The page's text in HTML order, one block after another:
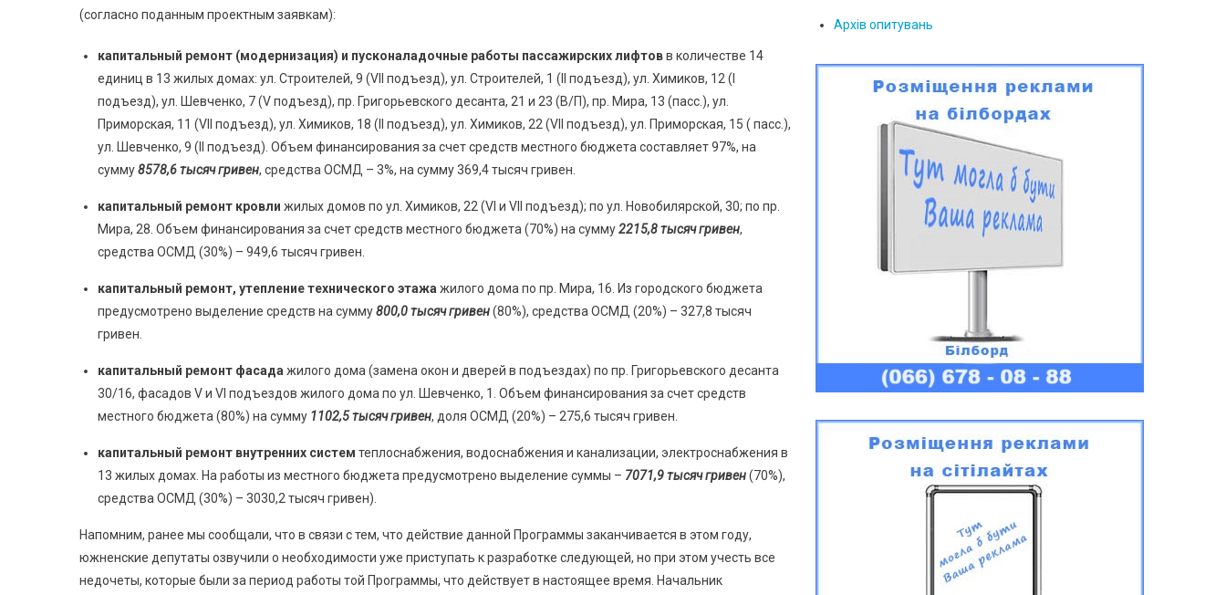
(согласно поданным проектным заявкам):
капитальный ремонт (модернизация) и пусконаладочные работы пассажирских лифтовв количестве 14
единиц в 13 жилых домах: ул. Строителей, 9 (VII подъезд), ул. Строителей, 1 (II подъезд), ул. Химиков, 12 (I
подъезд), ул. Шевченко, 7 (V подъезд), пр. Григорьевского десанта, 21 и 23 (В/П), пр. Мира, 13 (пасс.), ул.
Приморская, 11 (VII подъезд), ул. Химиков, 18 (II подъезд), ул. Химиков, 22 (VII подъезд), ул. Приморская, 15 ( пасс.),
ул. Шевченко, 9 (II подъезд). Объем финансирования за счет средств местного бюджета составляет 97%, на
сумму8578,6 тысяч гривен, средства ОСМД – 3%, на сумму 369,4 тысяч гривен.
капитальный ремонт кровли жилых домов по ул. Химиков, 22 (VI и VII подъезд); по ул. Новобилярской, 30; по пр.
Мира, 28. Объем финансирования за счет средств местного бюджета (70%) на сумму2215,8 тысяч гривен,
средства ОСМД (30%) – 949,6 тысяч гривен.
капитальный ремонт, утепление технического этажа жилого дома по пр. Мира, 16. Из городского бюджета
предусмотрено выделение средств на сумму800,0 тысяч гривен(80%), средства ОСМД (20%) – 327,8 тысяч
гривен.
капитальный ремонт фасада жилого дома (замена окон и дверей в подъездах) по пр. Григорьевского десанта
30/16, фасадов V и VI подъездов жилого дома по ул. Шевченко, 1. Объем финансирования за счет средств
местного бюджета (80%) на сумму 1102,5 тысяч гривен, доля ОСМД (20%) – 275,6 тысяч гривен.
капитальный ремонт внутренних систем теплоснабжения, водоснабжения и канализации, электроснабжения в
13 жилых домах. На работы из местного бюджета предусмотрено выделение суммы – 7071,9 тысяч гривен(70%),
средства ОСМД (30%) – 3030,2 тысяч гривен).
Напомним, ранее мы сообщали, что в связи с тем, что действие данной Программы заканчивается в этом году,
южненские депутаты озвучили о необходимости уже приступать к разработке следующей, но при этом учесть все
недочеты, которые были за период работы той Программы, что действует в настоящее время. Начальник
Архів опитувань